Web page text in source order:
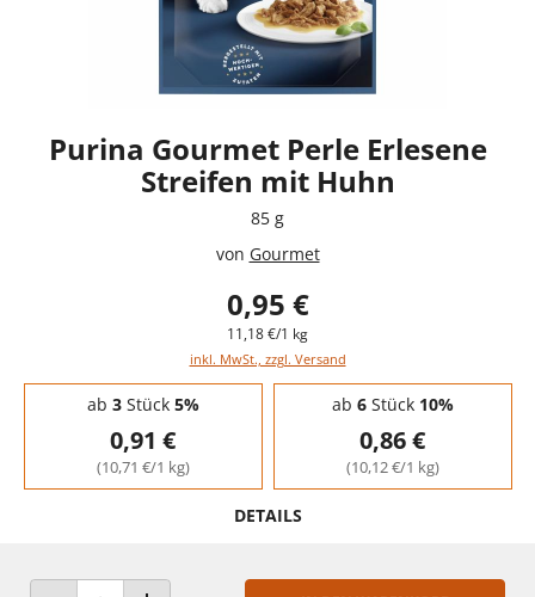
Purina Gourmet Perle Erlesene
Streifen mit Huhn
85 g
von Gourmet
0,95 €
11,18 €/1 kg
inkl. MwSt., zzgl. Versand
Staffelpreise - Mengenrabatt
ab 3Stück 5%
0,91 €
(10,71 €/1 kg)
ab 6Stück 10%
0,86 €
(10,12 €/1 kg)
DETAILS